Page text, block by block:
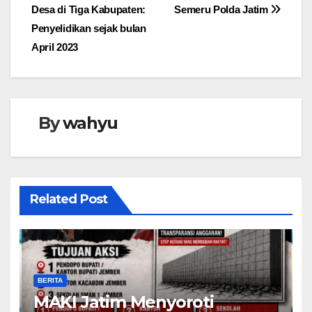
Semeru Polda Jatim
Desa di Tiga Kabupaten:
Penyelidikan sejak bulan
April 2023
Bywahyu
Related Post
BERITA
MAKI Jatim Menyoroti